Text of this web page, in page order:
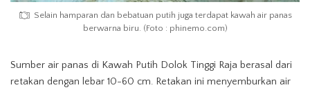
Selain hamparan dan bebatuan putih juga terdapat kawah air panas
berwarna biru. (Foto : phinemo.com)
Sumber air panas di Kawah Putih Dolok Tinggi Raja berasal dari
retakan dengan lebar 10-60 cm. Retakan ini menyemburkan air